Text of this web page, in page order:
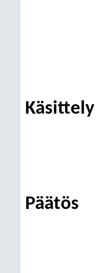
Käsittely
Päätös